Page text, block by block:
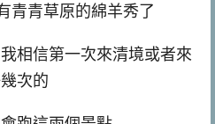
青青草原的綿羊秀了
相信第一次來清境或者來
次的